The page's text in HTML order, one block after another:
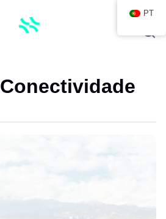
Conectividade
PT